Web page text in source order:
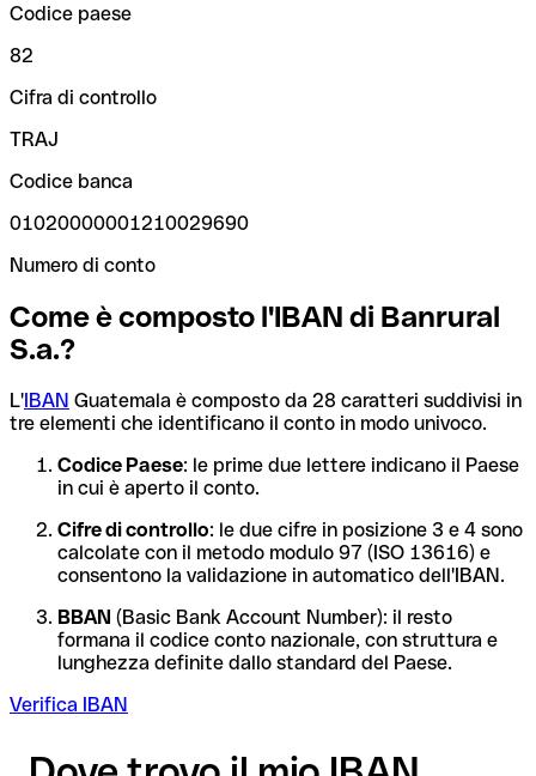
Codice paese
82
Cifra di controllo
TRAJ
Codice banca
01020000001210029690
Numero di conto
Come è composto l'IBAN di Banrural
S.a.?
L'IBAN Guatemala è composto da 28 caratteri suddivisi in
tre elementi che identificano il conto in modo univoco.
Codice Paese: le prime due lettere indicano il Paese
in cui è aperto il conto.
Cifre di controllo: le due cifre in posizione 3 e 4 sono
calcolate con il metodo modulo 97 (ISO 13616) e
consentono la validazione in automatico dell'IBAN.
BBAN (Basic Bank Account Number): il resto
formana il codice conto nazionale, con struttura e
lunghezza definite dallo standard del Paese.
Verifica IBAN